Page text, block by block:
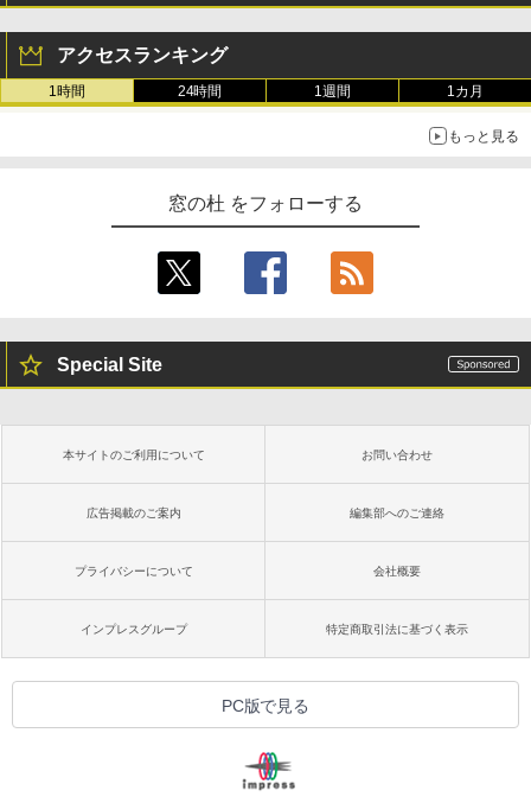
11インチカラーディスプレイ、64GBスト
レージ、ノート機能搭載、明るさ自動調
整、色調調節ライト、プレミアムペン付
アクセスランキング
1時間 24時間 1週間 1カ月
もっと見る
窓の杜 をフォローする
Special Site
本サイトのご利用について お問い合わせ
広告掲載のご案内 編集部へのご連絡
プライバシーについて 会社概要
インプレスグループ 特定商取引法に基づく表示
PC版で見る